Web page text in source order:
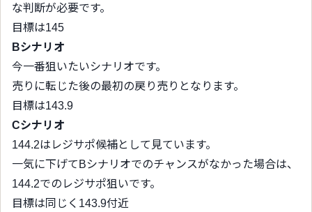
な判断が必要です。
目標は145
Bシナリオ
今一番狙いたいシナリオです。
売りに転じた後の最初の戻り売りとなります。
目標は143.9
Cシナリオ
144.2はレジサポ候補として見ています。
一気に下げてBシナリオでのチャンスがなかった場合は、
144.2でのレジサポ狙いです。
目標は同じく143.9付近